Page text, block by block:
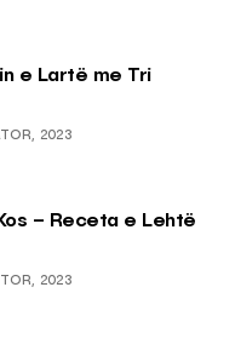
e Lartë me Tri
2023
– Receta e Lehtë
2023